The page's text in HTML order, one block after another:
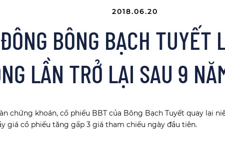
2018.06.20
BÔNG BẠCH TUYẾT
LẦN TRỞ LẠI SAU 9
chứng khoán, cổ phiếu BBT của Bông Bạch Tuyết quay lại
giá cổ phiếu tăng gấp 3 giá tham chiếu ngày đầu tiên.